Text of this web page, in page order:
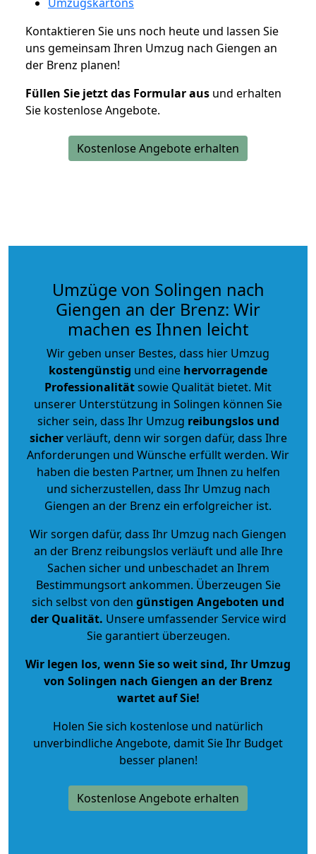
Kontaktieren Sie uns noch heute und lassen Sie
uns gemeinsam Ihren Umzug nach Giengen an
der Brenz planen!
Füllen Sie jetzt das Formular aus und erhalten
Sie kostenlose Angebote.
Kostenlose Angebote erhalten
Umzüge von Solingen nach
Giengen an der Brenz: Wir
machen es Ihnen leicht
Wir geben unser Bestes, dass hier Umzug
kostengünstig und eine hervorragende
Professionalitätsowie Qualität bietet. Mit
unserer Unterstützung in Solingen können Sie
sicher sein, dass Ihr Umzug reibungslos und
sicherverläuft, denn wir sorgen dafür, dass Ihre
Anforderungen und Wünsche erfüllt werden. Wir
haben die besten Partner, um Ihnen zu helfen
und sicherzustellen, dass Ihr Umzug nach
Giengen an der Brenz ein erfolgreicher ist.
Wir sorgen dafür, dass Ihr Umzug nach Giengen
an der Brenz reibungslos verläuft und alle Ihre
Sachen sicher und unbeschadet an Ihrem
Bestimmungsort ankommen. Überzeugen Sie
sich selbst von den günstigen Angeboten und
der Qualität. Unsere umfassender Service wird
Sie garantiert überzeugen.
Wir legen los, wenn Sie so weit sind, Ihr Umzug
von Solingen nach Giengen an der Brenz
wartet auf Sie!
Holen Sie sich kostenlose und natürlich
unverbindliche Angebote, damit Sie Ihr Budget
besser planen!
Kostenlose Angebote erhalten